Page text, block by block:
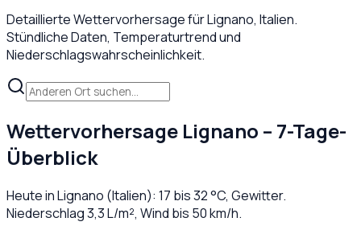
Detaillierte Wettervorhersage fürLignano, Italien.
Stündliche Daten, Temperaturtrend und
Niederschlagswahrscheinlichkeit.
Wettervorhersage Lignano – 7-Tage-
Überblick
Heute inLignano (Italien): 17 bis32°C, Gewitter.
Niederschlag3,3L/m², Wind bis 50km/h.